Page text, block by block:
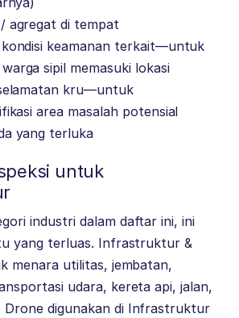
agregat di tempat
kondisi keamanan terkait—untuk
sipil memasuki lokasi
kru—untuk
area masalah potensial
yang terluka
untuk
industri dalam daftar ini, ini
yang terluas. Infrastruktur &
menara utilitas, jembatan,
udara, kereta api, jalan,
Drone digunakan di Infrastruktur